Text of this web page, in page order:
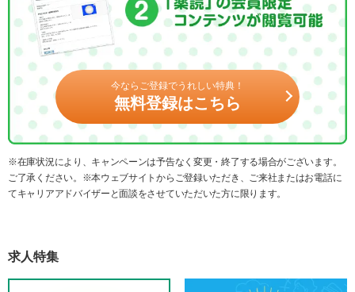
今ならご登録でうれしい特典！
無料登録はこちら
※在庫状況により、キャンペーンは予告なく変更・終了する場合がございます。
ご了承ください。※本ウェブサイトからご登録いただき、ご来社またはお電話に
てキャリアアドバイザーと面談をさせていただいた方に限ります。
求人特集